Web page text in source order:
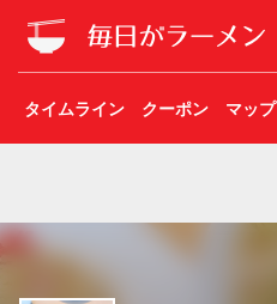
タイムライン クーポン マップ